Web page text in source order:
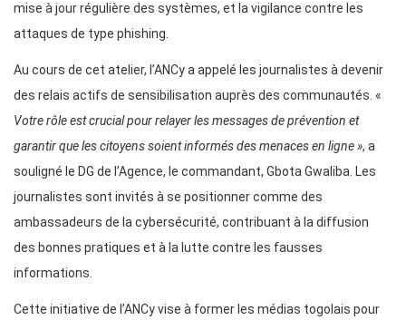
mise à jour régulière des systèmes, et la vigilance contre les
attaques de type phishing.
Au cours de cet atelier, l’ANCy a appelé les journalistes à devenir
des relais actifs de sensibilisation auprès des communautés. «
Votre rôle est crucial pour relayer les messages de prévention et
garantir que les citoyens soient informés des menaces en ligne », a
souligné le DG de l’Agence, le commandant, Gbota Gwaliba. Les
journalistes sont invités à se positionner comme des
ambassadeurs de la cybersécurité, contribuant à la diffusion
des bonnes pratiques et à la lutte contre les fausses
informations.
Cette initiative de l’ANCy vise à former les médias togolais pour